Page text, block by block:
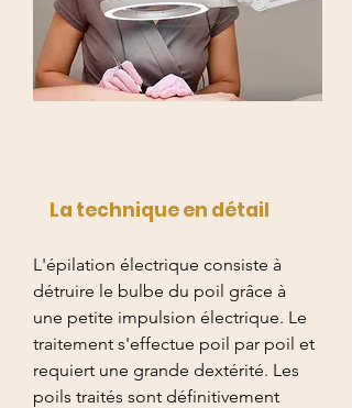
La technique en détail
L'épilation électrique consiste à
détruire le bulbe du poil grâce à
une petite impulsion électrique. Le
traitement s'effectue poil par poil et
requiert une grande dextérité. Les
poils traités sont définitivement